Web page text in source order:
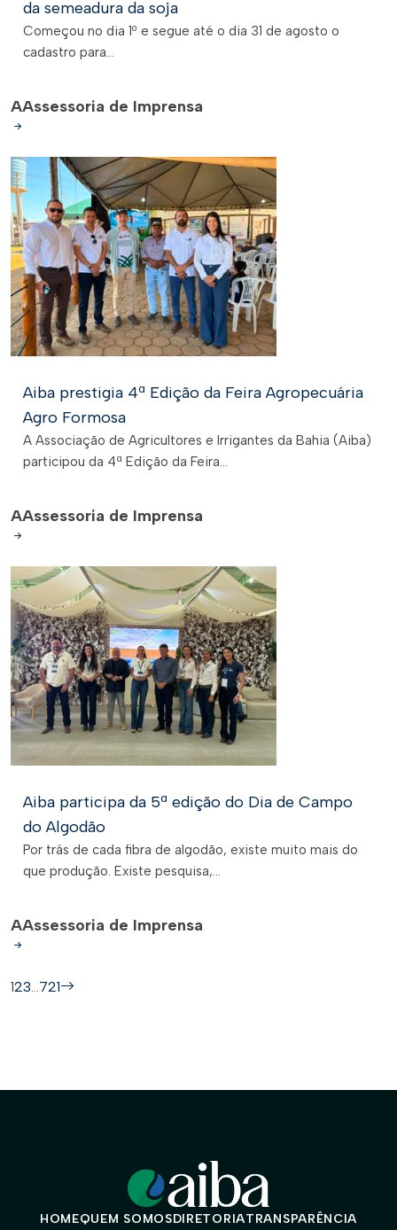
da semeadura da soja
Começou no dia 1º e segue até o dia 31 de agosto o
cadastro para...
AAssessoria de Imprensa
Aiba prestigia 4ª Edição da Feira Agropecuária
Agro Formosa
A Associação de Agricultores e Irrigantes da Bahia (Aiba)
participou da 4ª Edição da Feira...
AAssessoria de Imprensa
Aiba participa da 5ª edição do Dia de Campo
do Algodão
Por trás de cada fibra de algodão, existe muito mais do
que produção. Existe pesquisa,...
AAssessoria de Imprensa
123…721
HOMEQUEM SOMOSDIRETORIATRANSPARÊNCIA